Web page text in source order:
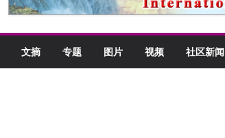
文摘 专题 图片 视频 社区新闻